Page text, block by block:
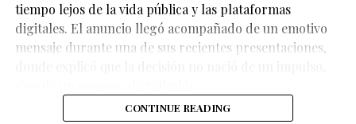
tiempo lejos de la vida pública y las plataformas
digitales. El anuncio llegó acompañado de un emotivo
mensaje durante una de sus recientes presentaciones,
CONTINUE READING